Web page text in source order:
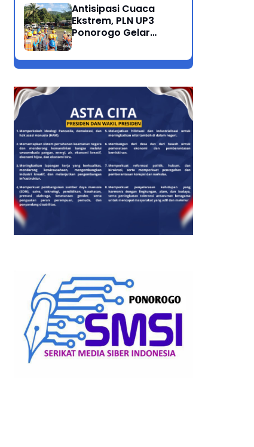
Listrik ke Desa
Ngrukem
Antisipasi Cuaca
Ekstrem, PLN UP3
Ponorogo Gelar
Penyulang Prigi
Trenggalek